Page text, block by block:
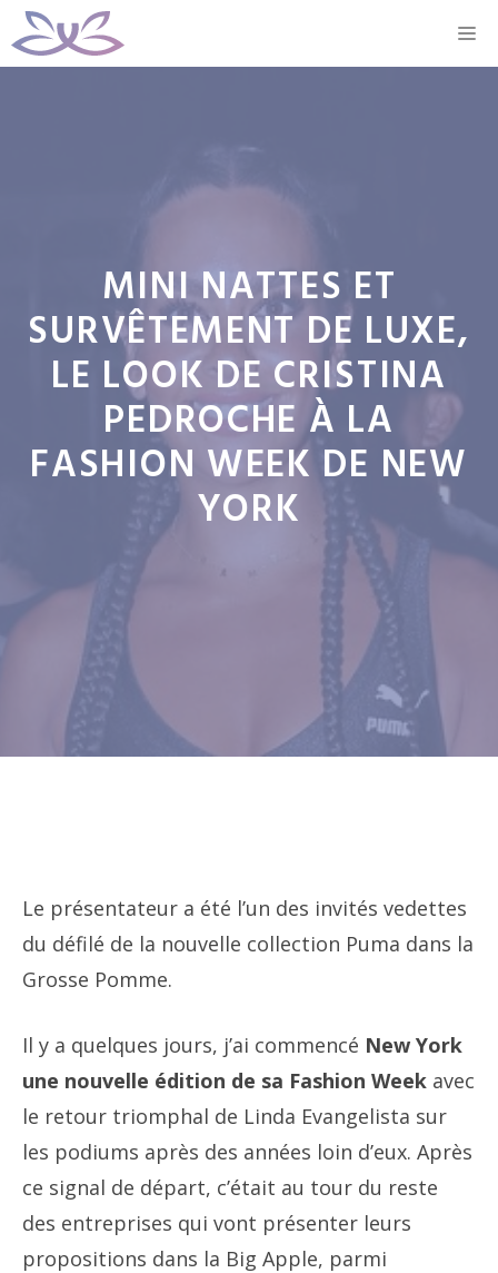
Aller
au
MINI NATTES ET
SURVÊTEMENT DE LUXE,
LE LOOK DE CRISTINA
PEDROCHE À LA
FASHION WEEK DE NEW
YORK
Le présentateur a été l’un des invités vedettes
du défilé de la nouvelle collection Puma dans la
Grosse Pomme.
Il y a quelques jours, j’ai commencé New York
une nouvelle édition de sa Fashion Week avec
le retour triomphal de Linda Evangelista sur
les podiums après des années loin d’eux. Après
ce signal de départ, c’était au tour du reste
des entreprises qui vont présenter leurs
propositions dans la Big Apple, parmi